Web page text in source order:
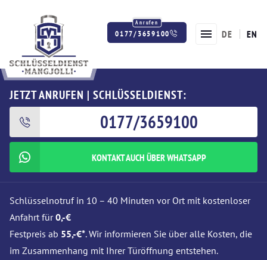
0177/3659100 DE EN
JETZT ANRUFEN | SCHLÜSSELDIENST:
0177/3659100
KONTAKT AUCH ÜBER WHATSAPP
Schlüsselnotruf in 10 – 40 Minuten vor Ort mit kostenloser
Anfahrt für0,-€
Festpreis ab 55,-€*. Wir informieren Sie über alle Kosten, die
im Zusammenhang mit Ihrer Türöffnung entstehen.